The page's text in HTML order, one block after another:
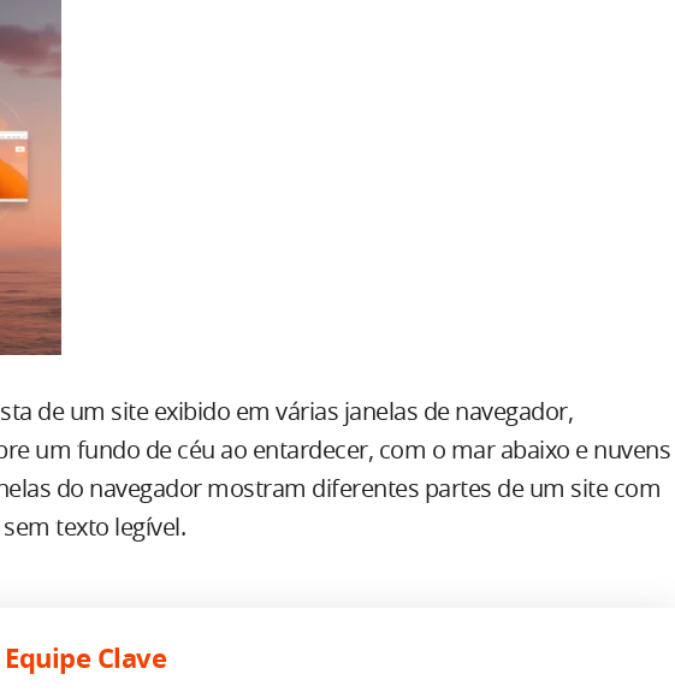
de um site exibido em várias janelas de navegador,
um fundo de céu ao entardecer, com o mar abaixo e nuvens
do navegador mostram diferentes partes de um site com
texto legível.
Equipe Clave